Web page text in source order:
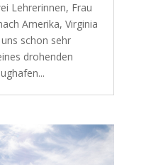
Lehrerinnen, Frau
Amerika, Virginia
schon sehr
drohenden